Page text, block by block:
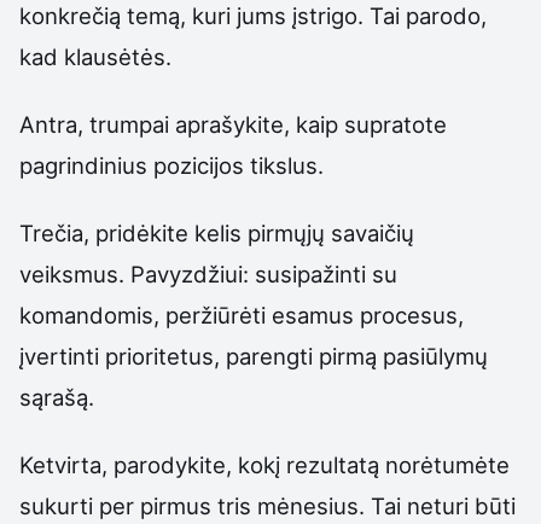
konkrečią temą, kuri jums įstrigo. Tai parodo,
kad klausėtės.
Antra, trumpai aprašykite, kaip supratote
pagrindinius pozicijos tikslus.
Trečia, pridėkite kelis pirmųjų savaičių
veiksmus. Pavyzdžiui: susipažinti su
komandomis, peržiūrėti esamus procesus,
įvertinti prioritetus, parengti pirmą pasiūlymų
sąrašą.
Ketvirta, parodykite, kokį rezultatą norėtumėte
sukurti per pirmus tris mėnesius. Tai neturi būti